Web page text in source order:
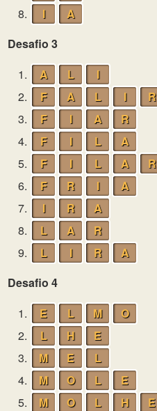
8.
I
A
Desafio 3
1.
A L
I
2.
F A L I
R
3.
F I A
R
4.
F I L
A
5.
F I L A
R
6.
F R I
A
7.
I R
A
8.
L A
R
9.
L I R
A
Desafio 4
1.
E L M
O
2.
L H
E
3.
M E
L
4.
M O L
E
5.
M O L H
E